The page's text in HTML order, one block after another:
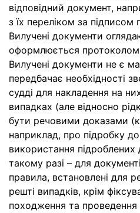
відповідний документ,
з їх переліком за підписом
Вилучені документи
оформлюється протоколом
Вилучені документи не є
передбачає необхідності
судді для накладення на
випадках (але відносно
бути речовими доказами
наприклад, про підробку
використання
такому разі – для
правила, встановлені для
решті випадків, крім
походження та проведення